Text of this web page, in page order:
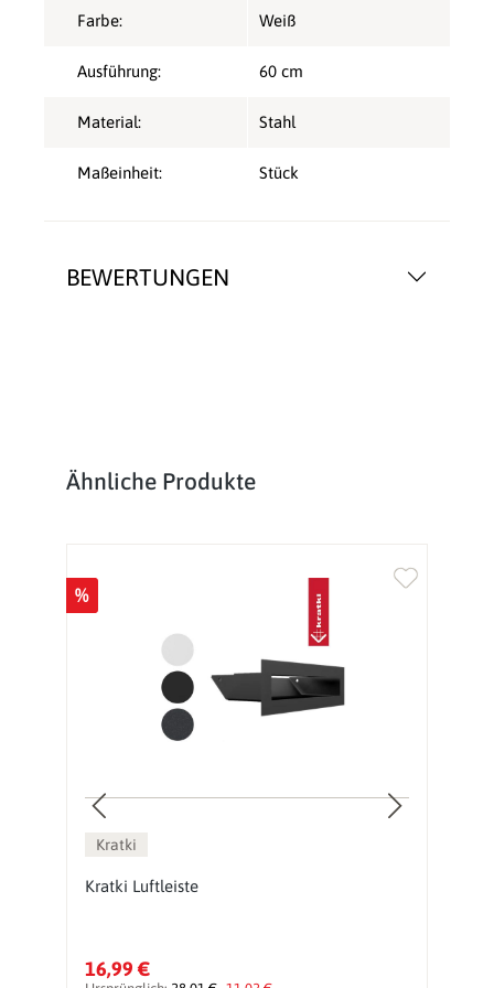
BEWERTUNGEN
Farbe: Weiß
Ausführung: 60 cm
Material: Stahl
Maßeinheit: Stück
Produktgalerie überspringen
Ähnliche Produkte
%
Kratki
Kratki Luftleiste
16,99 €